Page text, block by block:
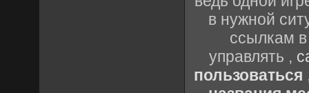
в нужной
ссылкам
управлять ,
пользоваться